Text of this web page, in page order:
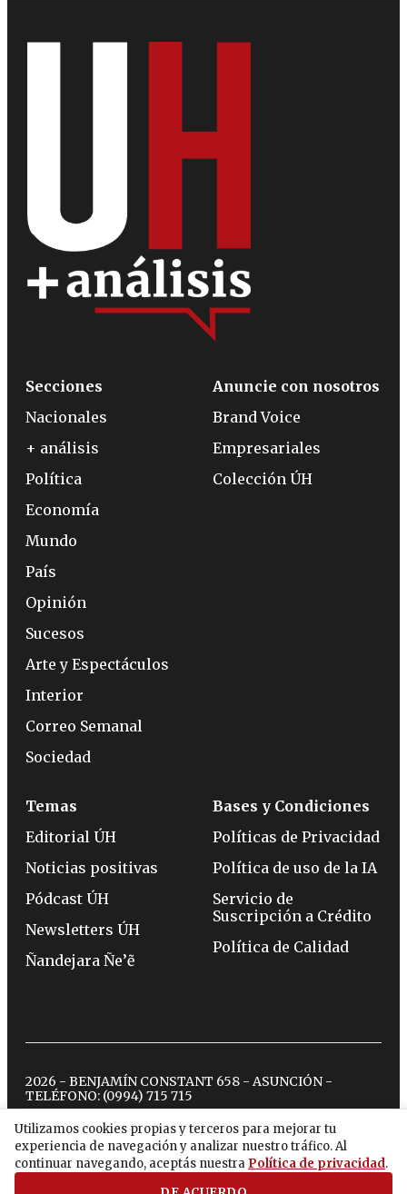
Utilizamos cookies propias y terceros para mejorar tu
experiencia de navegación y analizar nuestro tráfico. Al
continuar navegando, aceptás nuestra Política de privacidad.
Secciones
Nacionales
+ análisis
Política
Economía
Mundo
País
Opinión
Sucesos
Arte y Espectáculos
Interior
Correo Semanal
Sociedad
Anuncie con nosotros
Brand Voice
Empresariales
Colección ÚH
Temas
Editorial ÚH
Noticias positivas
Pódcast ÚH
Newsletters ÚH
Ñandejara Ñe’ẽ
Bases y Condiciones
Políticas de Privacidad
Política de uso de la IA
Servicio de
Suscripción a Crédito
Política de Calidad
2026 - BENJAMÍN CONSTANT 658 - ASUNCIÓN -
TELÉFONO: (0994) 715 715
twitterinstagram
facebook
tiktokyoutubespotify